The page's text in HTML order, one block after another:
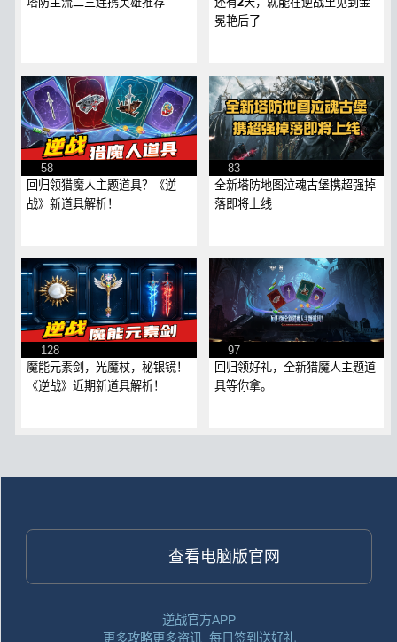
冕艳后了
58
回归领猎魔人主题道具？《逆
战》新道具解析！
83
全新塔防地图泣魂古堡携超强掉
落即将上线
128
魔能元素剑，光魔杖，秘银镜！
《逆战》近期新道具解析！
97
回归领好礼，全新猎魔人主题道
具等你拿。
查看电脑版官网
逆战官方APP
更多攻略更多资讯, 每日签到送好礼